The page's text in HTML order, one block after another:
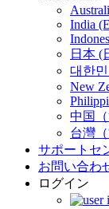
India
日本 (
대한
New
中国
台灣（
サポートセ
お問い合わ
ログイン